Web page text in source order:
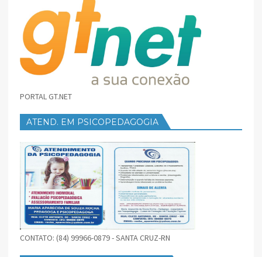
PORTAL GT.NET
ATEND. EM PSICOPEDAGOGIA
CONTATO: (84) 99966-0879 - SANTA CRUZ-RN